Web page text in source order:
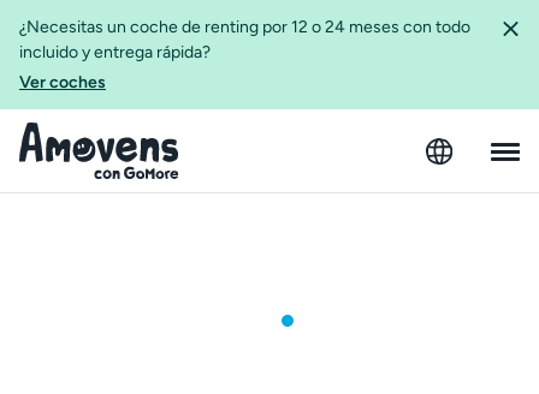
¿Necesitas un coche de renting por 12 o 24 meses con todo
incluido y entrega rápida?
Ver coches